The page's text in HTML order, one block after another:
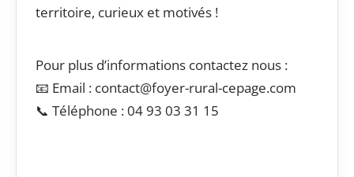
territoire, curieux et motivés !
Pour plus d’informations contactez nous :
📧 Email : contact@foyer-rural-cepage.com
📞 Téléphone : 04 93 03 31 15